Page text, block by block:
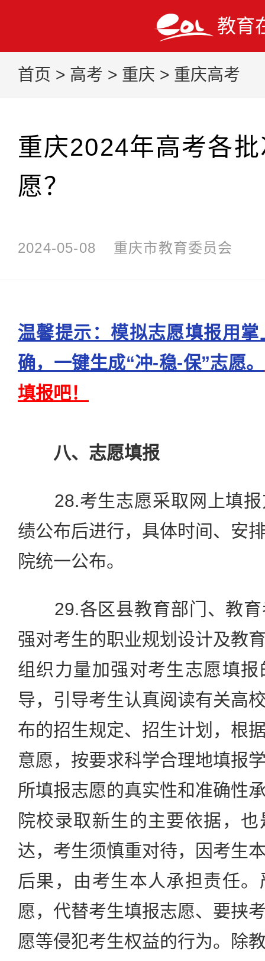
教育
首页 > 高考 > 重庆 > 重庆高考
重庆2024年高考各
愿？
2024-05-08 重庆市教育委员会
温馨提示：模拟志愿填报用
确，一键生成“冲-稳-保”志愿。
填报吧！
八、志愿填报
28.考生志愿采取网上填报
绩公布后进行，具体时间、安
院统一公布。
29.各区县教育部门、教育
强对考生的职业规划设计及教
组织力量加强对考生志愿填
导，引导考生认真阅读有关高
布的招生规定、招生计划，根
意愿，按要求科学合理地填报
所填报志愿的真实性和准确性
院校录取新生的主要依据，
达，考生须慎重对待，因考生
后果，由考生本人承担责任
愿，代替考生填报志愿、要挟
愿等侵犯考生权益的行为。除